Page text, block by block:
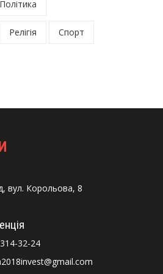
Політика
Релігія Спорт
вул. Корольова, 8
32-24